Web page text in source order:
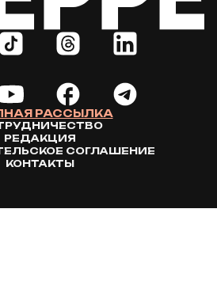
РАССЫЛКА
РЕДАКЦИЯ
СОГЛАШЕНИЕ
КОНТАКТЫ